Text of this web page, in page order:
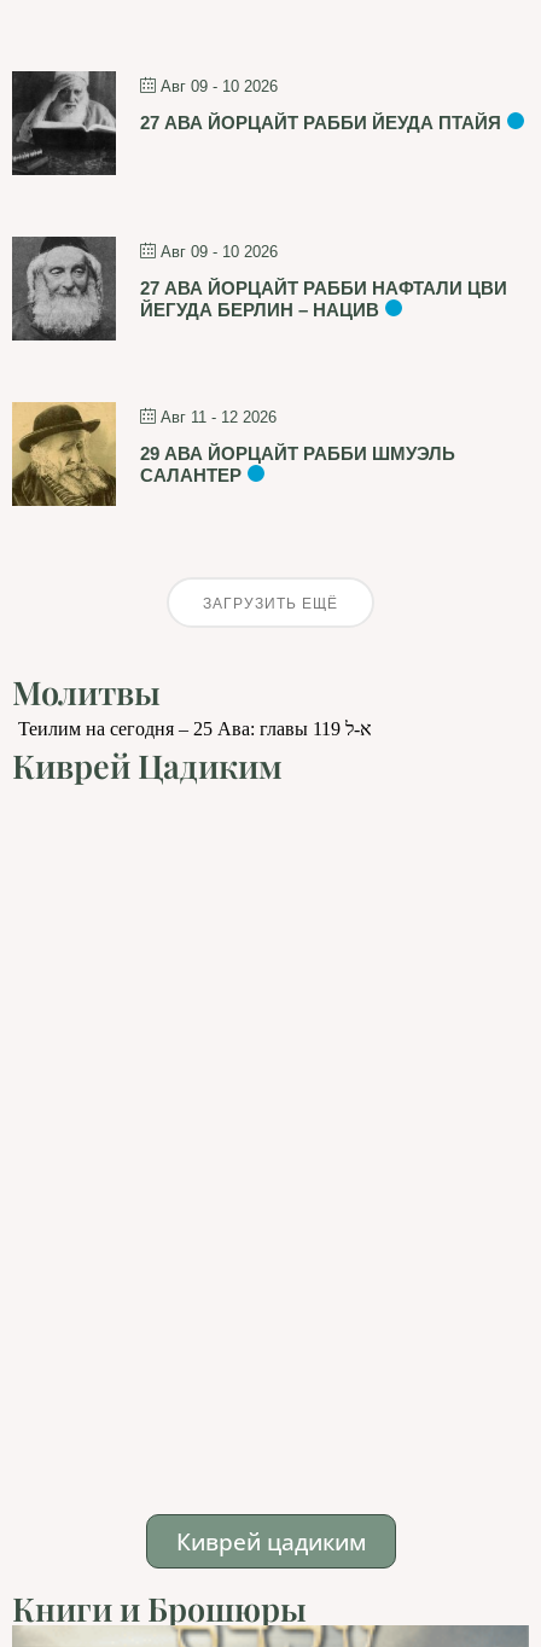
Авг 09 - 10 2026
27 АВА ЙОРЦАЙТ РАББИ ЙЕУДА ПТАЙЯ
Авг 09 - 10 2026
27 АВА ЙОРЦАЙТ РАББИ НАФТАЛИ ЦВИ
ЙЕГУДА БЕРЛИН – НАЦИВ
Авг 11 - 12 2026
29 АВА ЙОРЦАЙТ РАББИ ШМУЭЛЬ
САЛАНТЕР
ЗАГРУЗИТЬ ЕЩЁ
Молитвы
Теилим на сегодня – 25 Ава: главы 119 א-ל
Киврей Цадиким
Киврей цадиким
Книги и Брошюры